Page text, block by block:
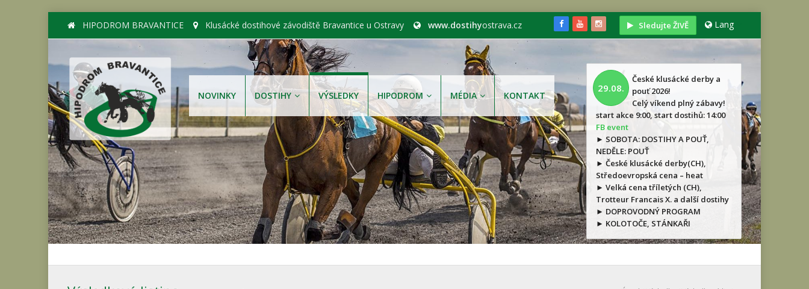
HIPODROM BRAVANTICE Klusácké dostihové závodiště Bravantice u Ostravy www.dostihyostrava.cz Sledujte ŽIVĚ Lang
NOVINKY DOSTIHY VÝSLEDKY HIPODROM MÉDIA KONTAKT
29.08.
České klusácké derby a
pouť 2026!
Celý víkend plný zábavy!
start akce 9:00, start dostihů: 14:00
FB event
► SOBOTA: DOSTIHY A POUŤ,
NEDĚLE: POUŤ
► České klusácké derby(CH),
Středoevropská cena – heat
► Velká cena tříletých (CH),
Trotteur Francais X. a další dostihy
► DOPROVODNÝ PROGRAM
► KOLOTOČE, STÁNKAŘI